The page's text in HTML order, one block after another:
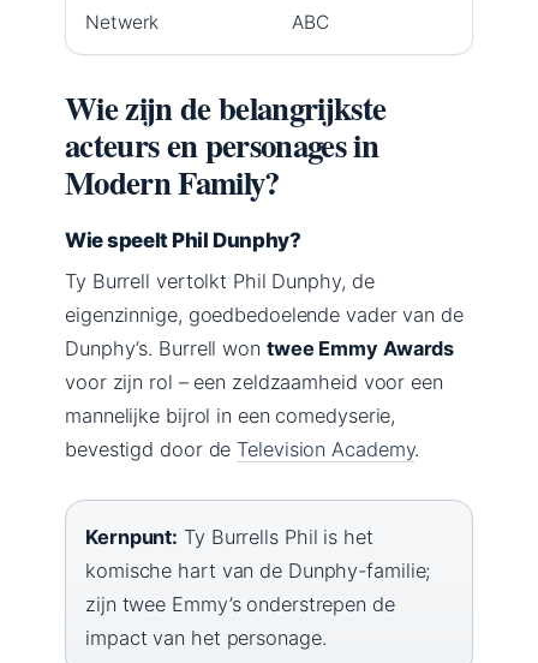
Netwerk ABC
Wie zijn de belangrijkste
acteurs en personages in
Modern Family?
Wie speelt Phil Dunphy?
Ty Burrell vertolkt Phil Dunphy, de
eigenzinnige, goedbedoelende vader van de
Dunphy’s. Burrell won twee Emmy Awards
voor zijn rol – een zeldzaamheid voor een
mannelijke bijrol in een comedyserie,
bevestigd door deTelevision Academy.
Kernpunt: Ty Burrells Phil is het
komische hart van de Dunphy-familie;
zijn twee Emmy’s onderstrepen de
impact van het personage.